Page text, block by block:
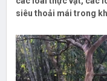
siêu thoải mái trong